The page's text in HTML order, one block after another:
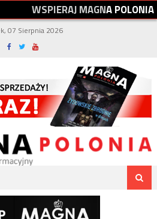
WSPIERAJMAGNAPOLONIA
07 Sierpnia 2026